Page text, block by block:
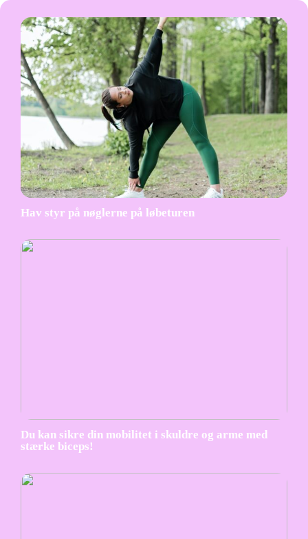
Hav styr på nøglerne på løbeturen
Du kan sikre din mobilitet i skuldre og arme med
stærke biceps!